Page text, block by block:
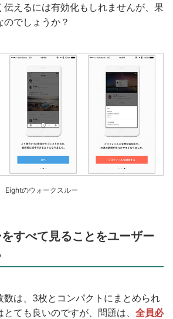
伝えるには有効化もしれませんが、果
でしょうか？
Eightのウォークスルー
すべて見ることをユーザー
数は、3枚とコンパクトにまとめられ
ても良いのですが、問題は、 全員必